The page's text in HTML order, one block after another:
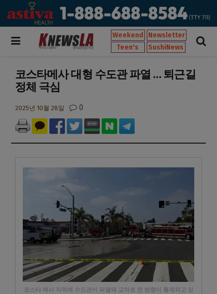
Weekend
Newsletter
Teen's
SushiNews
코스타메사 대형 수도관 파열 … 퇴근길
정체 극심
2025년 10월 28일 0
코스타 메사 지역에 수도관이 파열돼 교차로 전 방향이 통제되고 있